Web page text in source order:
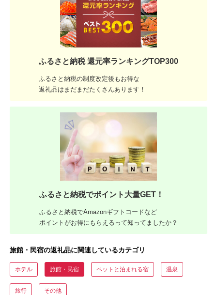
ふるさと納税 還元率ランキングTOP300
ふるさと納税の制度改定後もお得な
返礼品はまだまだたくさんあります！
ふるさと納税でポイント大量GET！
ふるさと納税でAmazonギフトコードなど
ポイントがお得にもらえるって知ってましたか？
旅館・民宿の返礼品に関連しているカテゴリ
ホテル 旅館・民宿 ペットと泊まれる宿 温泉
旅行 その他